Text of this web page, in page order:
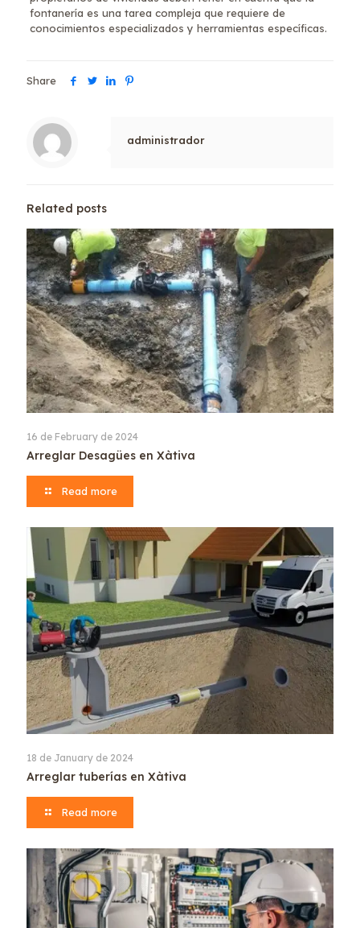
fontanería es una tarea compleja que requiere de
conocimientos especializados y herramientas específicas.
Share
administrador
Related posts
16 de February de 2024
Arreglar Desagües en Xàtiva
Read more
18 de January de 2024
Arreglar tuberías en Xàtiva
Read more